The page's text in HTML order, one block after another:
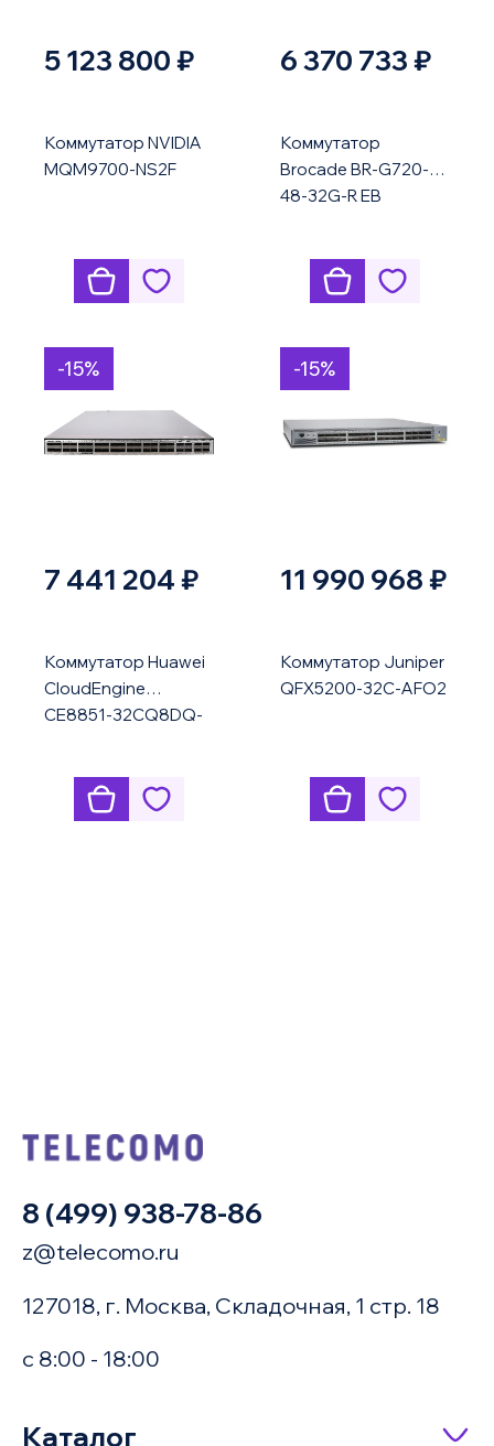
5 123 800 ₽
Коммутатор NVIDIA
MQM9700-NS2F
6 370 733 ₽
Коммутатор
Brocade BR-G720-
48-32G-R EB
-15%
7 441 204 ₽
Коммутатор Huawei
CloudEngine
CE8851-32CQ8DQ-
-15%
11 990 968 ₽
Коммутатор Juniper
QFX5200-32C-AFO2
8 (499) 938-78-86
z@telecomo.ru
127018, г. Москва, Складочная, 1 стр. 18
с 8:00 - 18:00
Каталог